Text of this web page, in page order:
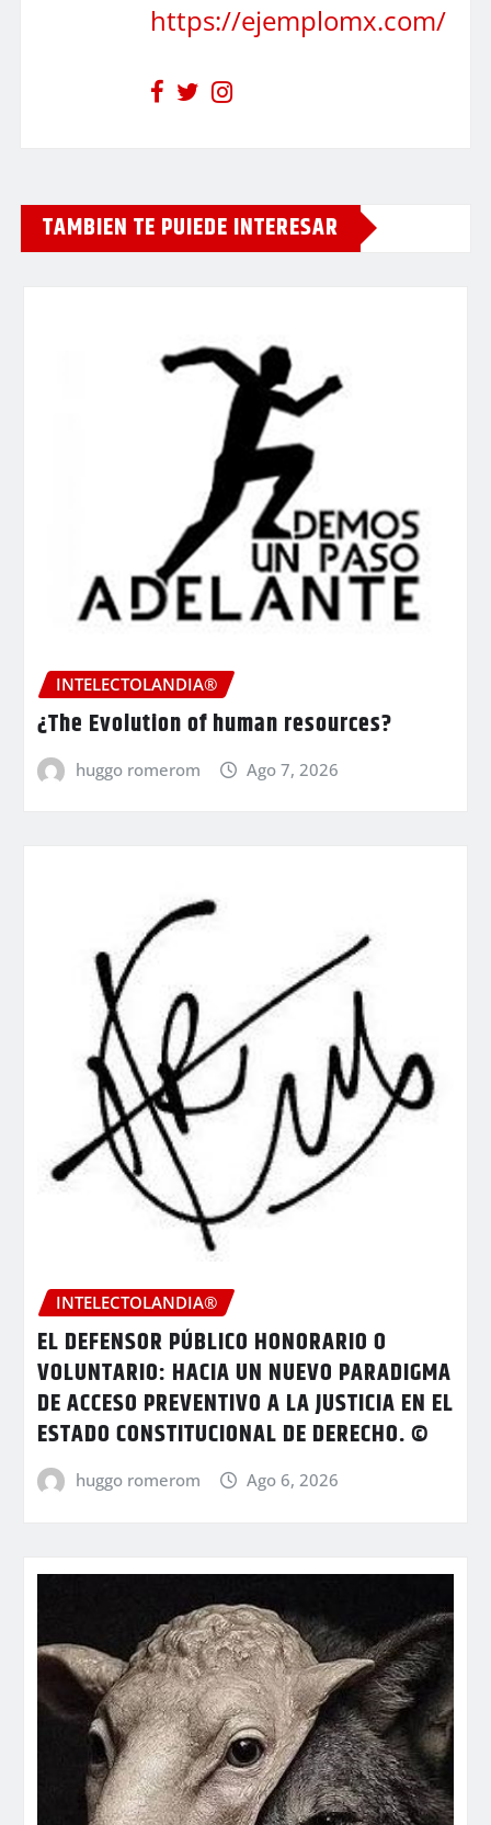
https://ejemplomx.com/
TAMBIEN TE PUIEDE INTERESAR
INTELECTOLANDIA®
¿The Evolution of human resources?
huggo romerom Ago 7, 2026
INTELECTOLANDIA®
EL DEFENSOR PÚBLICO HONORARIO O
VOLUNTARIO: HACIA UN NUEVO PARADIGMA
DE ACCESO PREVENTIVO A LA JUSTICIA EN EL
ESTADO CONSTITUCIONAL DE DERECHO. ©
huggo romerom Ago 6, 2026